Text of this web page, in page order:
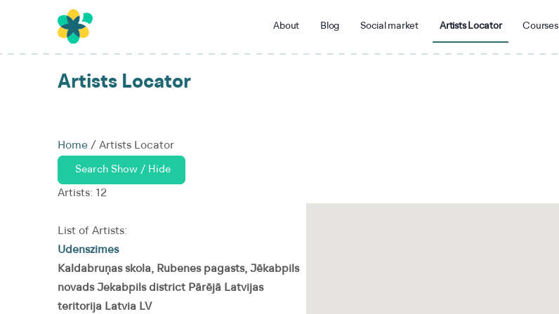
About Blog Social market Artists Locator Courses
Artists Locator
Home / Artists Locator
Artists: 12
List of Artists:
Udenszimes
Kaldabruņas skola, Rubenes pagasts, Jēkabpils
novads Jekabpils district Pārējā Latvijas
teritorija Latvia LV